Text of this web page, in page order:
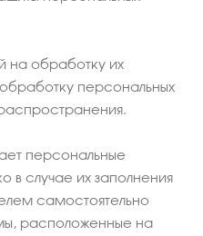
на обработку их
персональных
персональные
в случае их заполнения
самостоятельно
расположенные на